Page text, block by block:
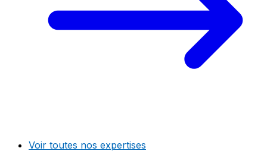
Voir toutes nos expertises